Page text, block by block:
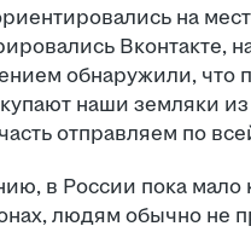
на
Вконтакте,
обнаружили, что
наши земляки
отправляем по
в России пока мало
людям обычно не